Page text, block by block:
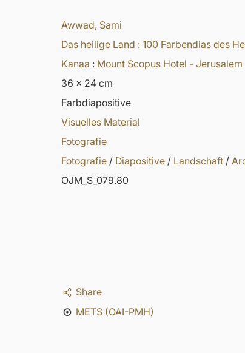
Awwad, Sami
Das heilige Land : 100 Farbendias des
Kanaa : Mount Scopus Hotel - Jerusalem
36 x 24 cm
Farbdiapositive
Visuelles Material
Fotografie
Fotografie / Diapositive / Landschaft /
OJM_S_079.80
Share
METS (OAI-PMH)